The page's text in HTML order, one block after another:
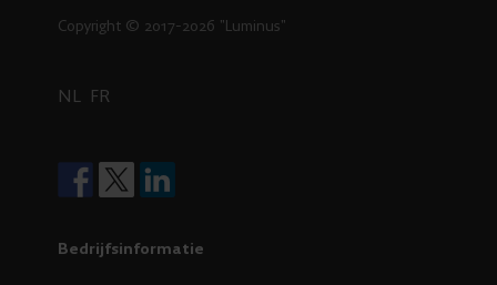
Copyright © 2017-2026 "Luminus"
NL FR
Bedrijfsinformatie